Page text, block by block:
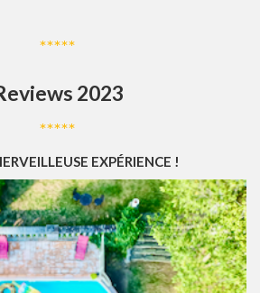
*****
2023
*****
EXPÉRIENCE !